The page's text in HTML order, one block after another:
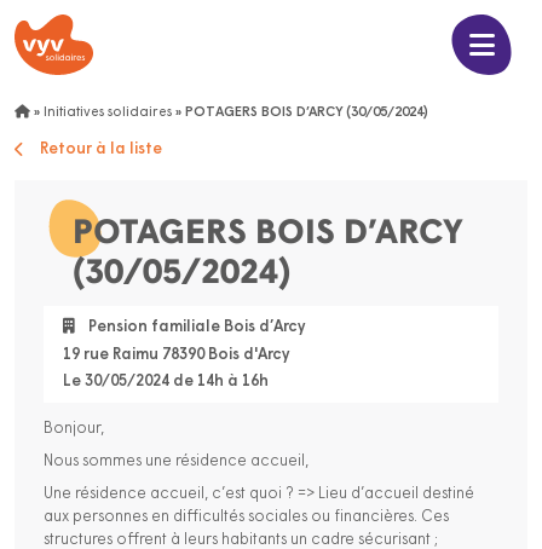
» Initiatives solidaires » POTAGERS BOIS D’ARCY (30/05/2024)
Retour à la liste
POTAGERS BOIS D’ARCY
(30/05/2024)
Pension familiale Bois d’Arcy
19 rue Raimu 78390 Bois d'Arcy
Le 30/05/2024 de 14h à 16h
Bonjour,
Nous sommes une résidence accueil,
Une résidence accueil, c’est quoi ? => Lieu d’accueil destiné
aux personnes en difficultés sociales ou financières. Ces
structures offrent à leurs habitants un cadre sécurisant ;